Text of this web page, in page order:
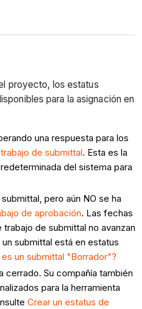
proyecto, los estatus
para la asignación en
una respuesta para los
de submittal. Esta es la
del sistema para
pero aún NO se ha
de aprobación. Las fechas
de submittal no avanzan
submittal está en estatus
es un submittal "Borrador"?
cerrado. Su compañía también
para la herramienta
Crear un estatus de